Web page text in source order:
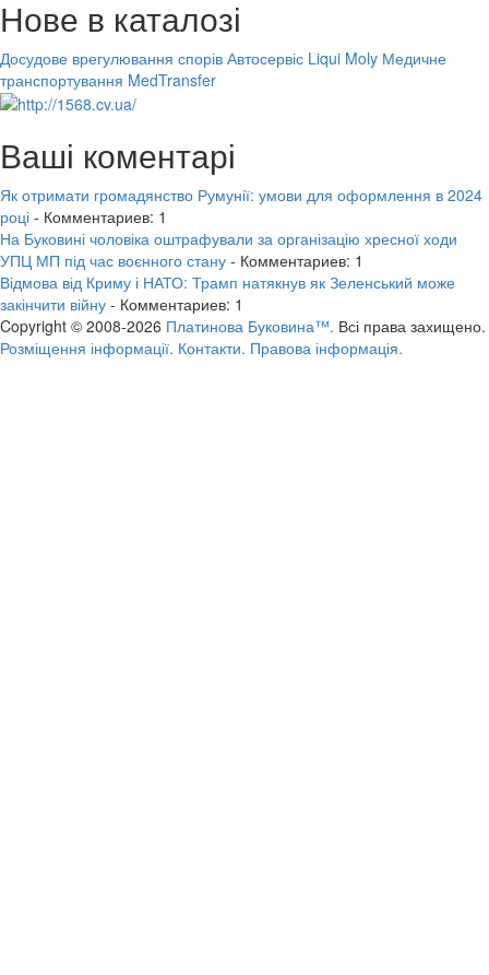
Нове в каталозі
Досудове врегулювання спорів Автосервіс Liqui Moly Медичне
транспортування MedTransfer
Ваші коментарі
Як отримати громадянство Румунії: умови для оформлення в 2024
році - Комментариев: 1
На Буковині чоловіка оштрафували за організацію хресної ходи
УПЦ МП під час воєнного стану - Комментариев: 1
Відмова від Криму і НАТО: Трамп натякнув як Зеленський може
закінчити війну - Комментариев: 1
Copyright © 2008-2026 Платинова Буковина™. Всі права захищено.
Розміщення інформації. Контакти. Правова інформація.